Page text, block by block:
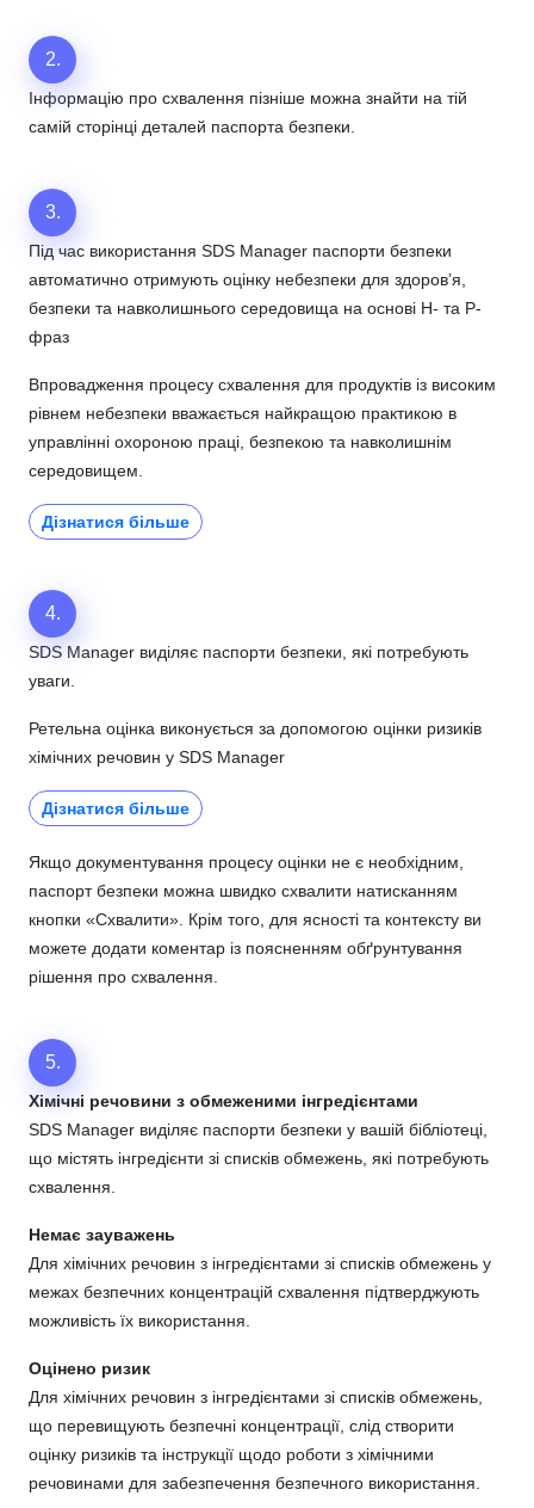
2.
Інформацію про схвалення пізніше можна знайти на тій
самій сторінці деталей паспорта безпеки.
3.
Під час використання SDS Manager паспорти безпеки
автоматично отримують оцінку небезпеки для здоров’я,
безпеки та навколишнього середовища на основі H- та P-
фраз
Впровадження процесу схвалення для продуктів із високим
рівнем небезпеки вважається найкращою практикою в
управлінні охороною праці, безпекою та навколишнім
середовищем.
Дізнатися більше
4.
SDS Manager виділяє паспорти безпеки, які потребують
уваги.
Ретельна оцінка виконується за допомогою оцінки ризиків
хімічних речовин у SDS Manager
Дізнатися більше
Якщо документування процесу оцінки не є необхідним,
паспорт безпеки можна швидко схвалити натисканням
кнопки «Схвалити». Крім того, для ясності та контексту ви
можете додати коментар із поясненням обґрунтування
рішення про схвалення.
5.
Хімічні речовини з обмеженими інгредієнтами
SDS Manager виділяє паспорти безпеки у вашій бібліотеці,
що містять інгредієнти зі списків обмежень, які потребують
схвалення.
Немає зауважень
Для хімічних речовин з інгредієнтами зі списків обмежень у
межах безпечних концентрацій схвалення підтверджують
можливість їх використання.
Оцінено ризик
Для хімічних речовин з інгредієнтами зі списків обмежень,
що перевищують безпечні концентрації, слід створити
оцінку ризиків та інструкції щодо роботи з хімічними
речовинами для забезпечення безпечного використання.